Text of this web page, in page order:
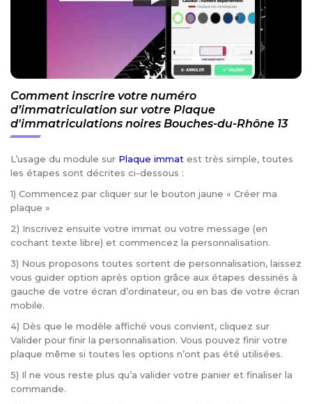
Comment inscrire votre numéro
d’immatriculation sur votre Plaque
d'immatriculations noires Bouches-du-Rhône 13
L’usage du module sur Plaque immat est très simple, toutes
les étapes sont décrites ci-dessous :
1) Commencez par cliquer sur le bouton jaune « Créer ma
plaque »
2) Inscrivez ensuite votre immat ou votre message (en
cochant texte libre) et commencez la personnalisation.
3) Nous proposons toutes sortent de personnalisation, laissez
vous guider option après option grâce aux étapes dessinés à
gauche de votre écran d’ordinateur, ou en bas de votre écran
mobile.
4) Dès que le modèle affiché vous convient, cliquez sur
Valider pour finir la personnalisation. Vous pouvez finir votre
plaque même si toutes les options n’ont pas été utilisées.
5) Il ne vous reste plus qu’a valider votre panier et finaliser la
commande.